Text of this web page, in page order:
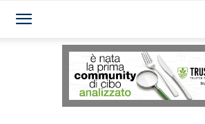
Salvagente